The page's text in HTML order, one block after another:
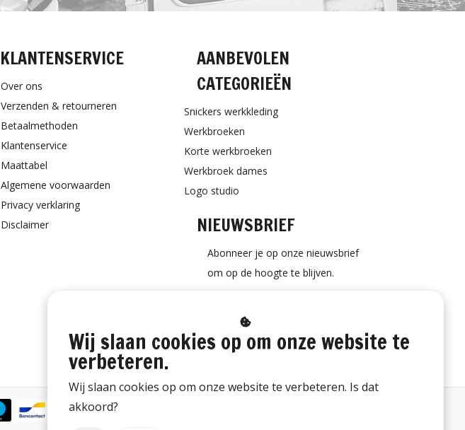
KLANTENSERVICE
Over ons
Verzenden & retourneren
Betaalmethoden
Klantenservice
Maattabel
Algemene voorwaarden
Privacy verklaring
Disclaimer
AANBEVOLEN
CATEGORIEËN
Snickers werkkleding
Werkbroeken
Korte werkbroeken
Werkbroek dames
Logo studio
NIEUWSBRIEF
Abonneer je op onze nieuwsbrief
om op de hoogte te blijven.
ABONNEER
Wij slaan cookies op om onze website te
verbeteren.
Wij slaan cookies op om onze website te verbeteren. Is dat
akkoord?